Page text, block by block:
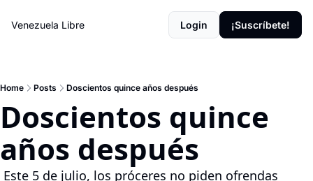
Venezuela Libre Login ¡Suscríbete!
Home Posts Doscientos quince años después
Doscientos quince
años después